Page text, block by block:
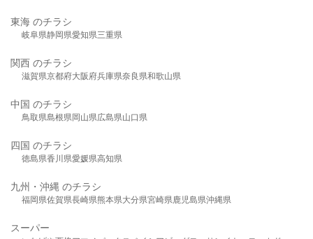
東海 のチラシ
岐阜県静岡県愛知県三重県
関西 のチラシ
滋賀県京都府大阪府兵庫県奈良県和歌山県
中国 のチラシ
鳥取県島根県岡山県広島県山口県
四国 のチラシ
徳島県香川県愛媛県高知県
九州・沖縄 のチラシ
福岡県佐賀県長崎県熊本県大分県宮崎県鹿児島県沖縄県
スーパー